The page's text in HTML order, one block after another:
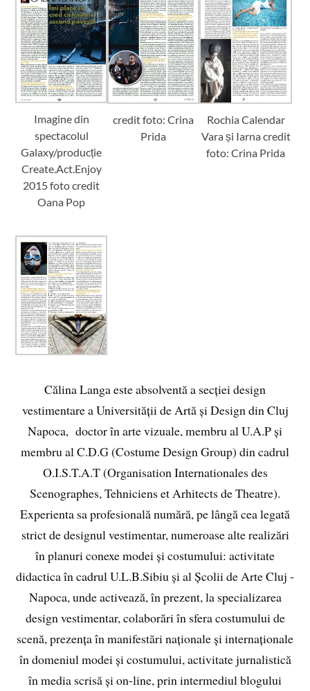
Imagine din
spectacolul
Galaxy/producție
Create.Act.Enjoy
2015 foto credit
Oana Pop
credit foto: Crina
Prida
Rochia Calendar
Vara și Iarna credit
foto: Crina Prida
Călina Langa este absolventă a secției design
vestimentare a Universității de Artă și Design din Cluj
Napoca, doctor în arte vizuale, membru al U.A.P și
membru al C.D.G (Costume Design Group) din cadrul
O.I.S.T.A.T (Organisation Internationales des
Scenographes, Tehniciens et Arhitects de Theatre).
Experienta sa profesională numără, pe lângă cea legată
strict de designul vestimentar, numeroase alte realizări
în planuri conexe modei și costumului: activitate
didactica în cadrul U.L.B.Sibiu și al Școlii de Arte Cluj -
Napoca, unde activează, în prezent, la specializarea
design vestimentar, colaborări în sfera costumului de
scenă, prezența în manifestări naționale și internaționale
în domeniul modei și costumului, activitate jurnalistică
în media scrisă și on-line, prin intermediul blogului